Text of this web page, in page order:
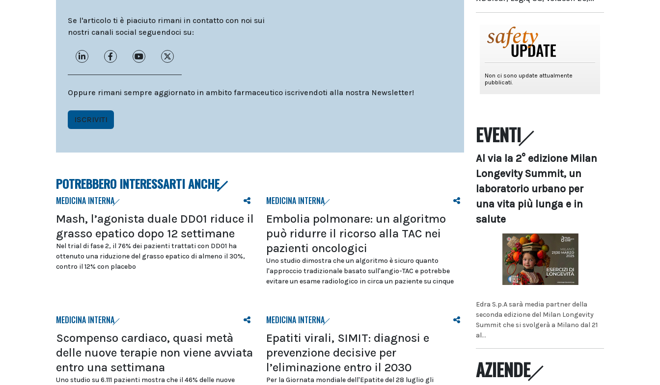
Se l'articolo ti è piaciuto rimani in contatto con noi sui
nostri canali social seguendoci su:
Oppure rimani sempre aggiornato in ambito farmaceutico iscrivendoti alla nostra Newsletter!
ISCRIVITI
POTREBBERO INTERESSARTI ANCHE
MEDICINA INTERNA
Mash, l’agonista duale DD01 riduce il
grasso epatico dopo 12 settimane
Nel trial di fase 2, il 76% dei pazienti trattati con DD01 ha
ottenuto una riduzione del grasso epatico di almeno il 30%,
contro il 12% con placebo
MEDICINA INTERNA
Embolia polmonare: un algoritmo
può ridurre il ricorso alla TAC nei
pazienti oncologici
Uno studio dimostra che un algoritmo è sicuro quanto
l'approccio tradizionale basato sull'angio-TAC e potrebbe
evitare un esame radiologico in circa un paziente su cinque
MEDICINA INTERNA
Scompenso cardiaco, quasi metà
delle nuove terapie non viene avviata
entro una settimana
Uno studio su 6.111 pazienti mostra che il 46% delle nuove
MEDICINA INTERNA
Epatiti virali, SIMIT: diagnosi e
prevenzione decisive per
l’eliminazione entro il 2030
Per la Giornata mondiale dell'Epatite del 28 luglio gli
EVENTI
Al via la 2° edizione Milan
Longevity Summit, un
laboratorio urbano per
una vita più lunga e in
salute
Edra S.p.A sarà media partner della
seconda edizione del Milan Longevity
Summit che si svolgerà a Milano dal 21
al...
AZIENDE